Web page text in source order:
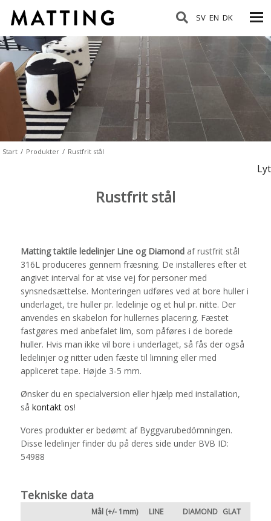
SV EN DK
Start / Produkter / Rustfrit stål
Lyt
Rustfrit stål
Matting taktile ledelinjer Line og Diamondaf rustfrit stål
316L produceres gennem fræsning. De installeres efter et
angivet interval for at vise vej for personer med
synsnedsættelse. Monteringen udføres ved at bore huller i
underlaget, tre huller pr. ledelinje og et hul pr. nitte. Der
anvendes en skabelon for hullernes placering. Fæstet
fastgøres med anbefalet lim, som påføres i de borede
huller. Hvis man ikke vil bore i underlaget, så fås der også
ledelinjer og nitter uden fæste til limning eller med
appliceret tape. Højde 3-5 mm.
Ønsker du en specialversion eller hjælp med installation,
så kontakt os!
Vores produkter er bedømt af Byggvarubedömningen.
Disse ledelinjer finder du på deres side under BVB ID:
54988
Tekniske data
Mål (+/- 1mm) LINE DIAMOND GLAT